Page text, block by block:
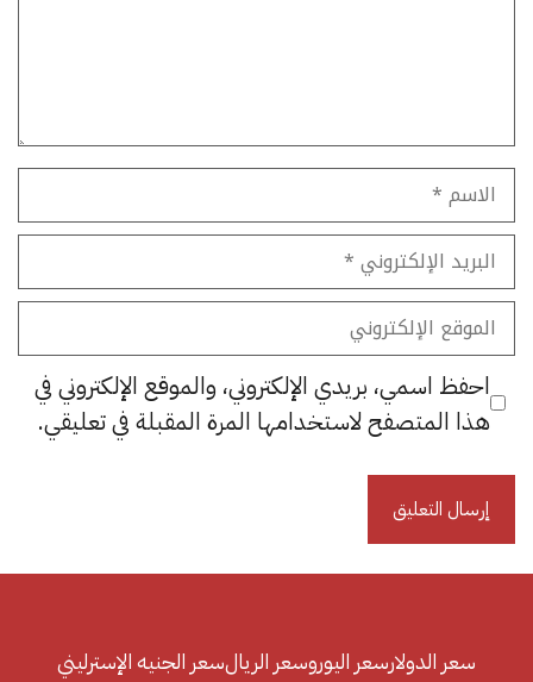
الاسم
البريد
الإلكتروني
الموقع
الإلكتروني
احفظ اسمي، بريدي الإلكتروني، والموقع الإلكتروني في
هذا المتصفح لاستخدامها المرة المقبلة في تعليقي.
سعر الدولارسعر اليوروسعر الريالسعر الجنيه الإسترليني